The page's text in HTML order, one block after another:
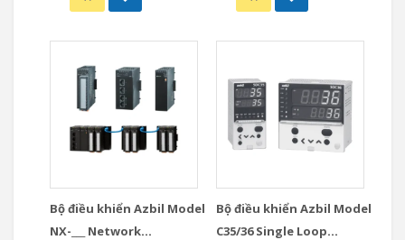
Bộ điều khiển Azbil Model
NX-___ Network
Bộ điều khiển Azbil Model
C35/36 Single Loop